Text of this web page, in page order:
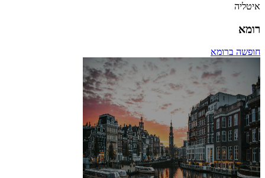
איטליה
רומא
חופשה ברומא